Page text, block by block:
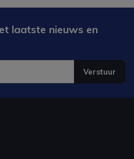
laatste nieuws en
Verstuur